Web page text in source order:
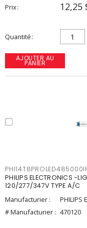
Prix 12,25
Quantité
AJOUTER AU
PANIER
PHILIPS ELECTRONICS -
120/277/347V TYPE A/C
Manufacturier :
PHILIPS
# Manufacturier : 470120